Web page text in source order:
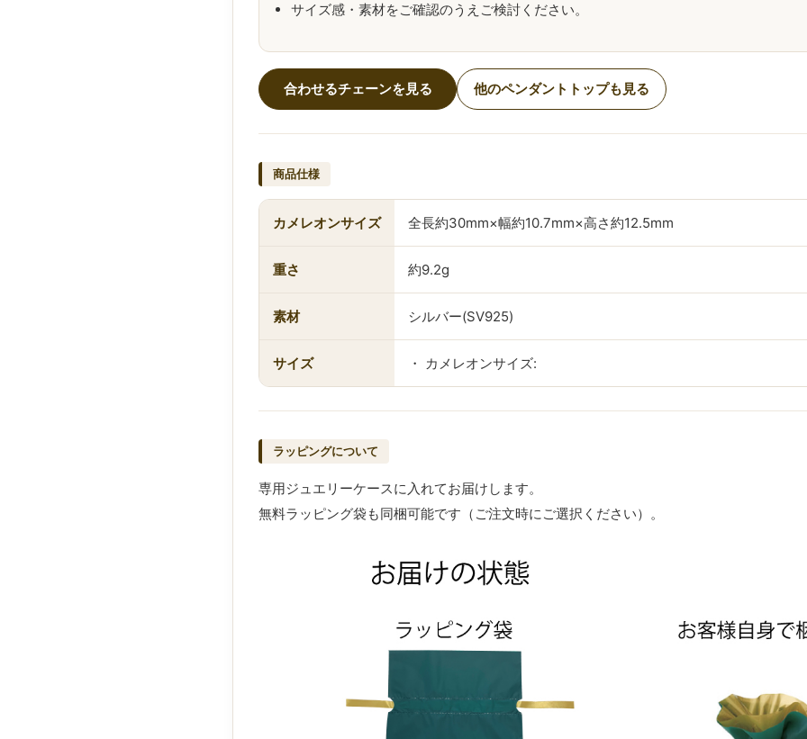
サイズ感・素材をご確認のうえご検討ください。
合わせるチェーンを見る 他のペンダントトップも見る
商品仕様
カメレオンサイズ 全長約30mm×幅約10.7mm×高さ約12.5mm
重さ 約9.2g
素材 シルバー(SV925)
サイズ ・ カメレオンサイズ:
ラッピングについて
専用ジュエリーケースに入れてお届けします。
無料ラッピング袋も同梱可能です（ご注文時にご選択ください）。